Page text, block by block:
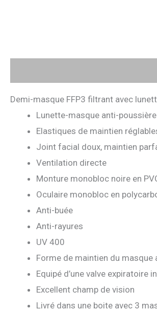
Demi-masque FFP3 filtrant avec
Lunette-masque anti-
Elastiques de maintien
Joint facial doux, maintien
Ventilation directe
Monture monobloc noire en
Oculaire monobloc en
Anti-buée
Anti-rayures
UV 400
Forme de maintien du
Equipé d’une valve expiratoire
Excellent champ de vision
Livré dans une boite avec 3